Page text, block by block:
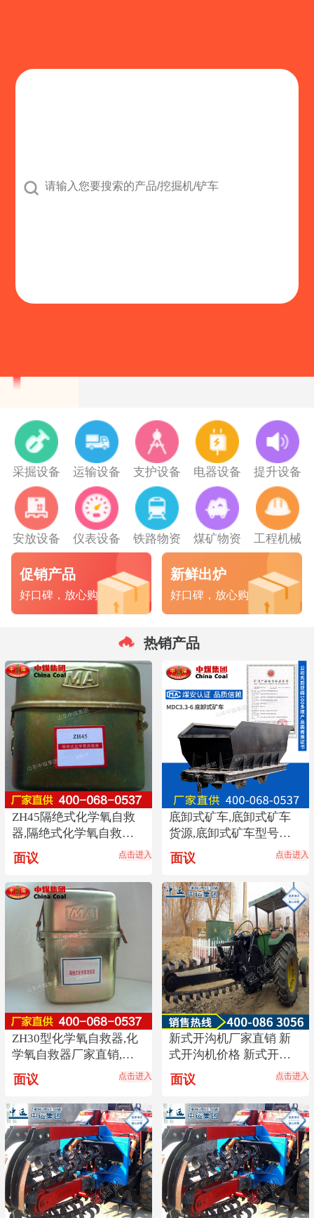

采掘设备 运输设备 支护设备 电器设备 提升设备
安放设备 仪表设备 铁路物资 煤矿物资 工程机械
促销产品
好口碑，放心购
新鲜出炉
好口碑，放心购
热销产品
ZH45隔绝式化学氧自救
器,隔绝式化学氧自救器
参数,自救器报价
面议 点击进入
底卸式矿车,底卸式矿车
货源,底卸式矿车型号齐
全
面议 点击进入
ZH30型化学氧自救器,化
学氧自救器厂家直销,化
学氧自救器热销
面议 点击进入
新式开沟机厂家直销 新
式开沟机价格 新式开沟
机使用方法
面议 点击进入